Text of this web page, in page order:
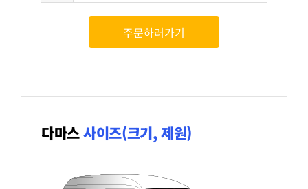
주문하러가기
다마스사이즈(크기, 제원)